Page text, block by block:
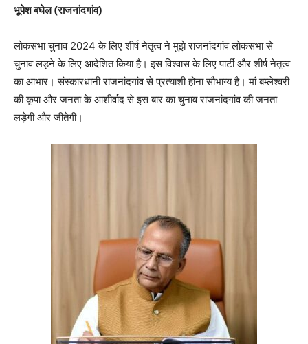
भूपेश बघेल (राजनांदगांव)
लोकसभा चुनाव 2024 के लिए शीर्ष नेतृत्व ने मुझे राजनांदगांव लोकसभा से
चुनाव लड़ने के लिए आदेशित किया है। इस विश्वास के लिए पार्टी और शीर्ष नेतृत्व
का आभार। संस्कारधानी राजनांदगांव से प्रत्याशी होना सौभाग्य है। मां बम्लेश्वरी
की कृपा और जनता के आशीर्वाद से इस बार का चुनाव राजनांदगांव की जनता
लड़ेगी और जीतेगी।